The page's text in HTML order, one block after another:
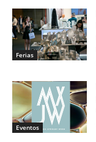
Ferias
Eventos